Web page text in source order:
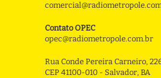
Contato OPEC
opec@radiometropole.com.br
Rua Conde Pereira Carneiro,
CEP 41100-010 - Salvador, BA